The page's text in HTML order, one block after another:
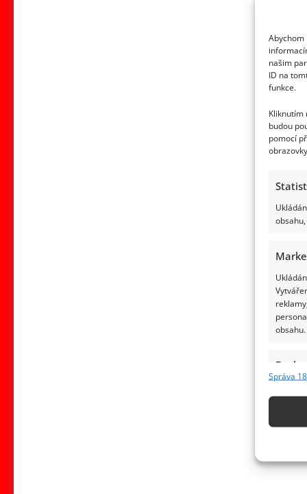
Abychom
našim
ID na
funkce.
Kliknutím
budou
pomocí
obsahu.
Funkce
Správa